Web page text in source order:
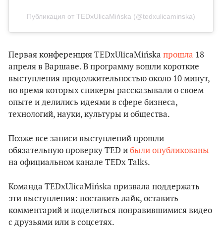
Публикация от TEDxUlicaMińska (@tedxulicaminska)
Первая конференция TEDxUlicaMińska прошла 18
апреля в Варшаве. В программу вошли короткие
выступления продолжительностью около 10 минут,
во время которых спикеры рассказывали о своем
опыте и делились идеями в сфере бизнеса,
технологий, науки, культуры и общества.
Позже все записи выступлений прошли
обязательную проверку TED и были опубликованы
на официальном канале TEDx Talks.
Команда TEDxUlicaMińska призвала поддержать
эти выступления: поставить лайк, оставить
комментарий и поделиться понравившимися видео
с друзьями или в соцсетях.